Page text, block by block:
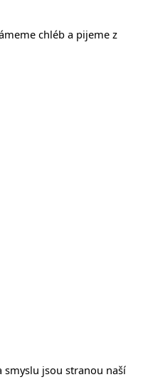
chléb a pijeme z
smyslu jsou stranou naší